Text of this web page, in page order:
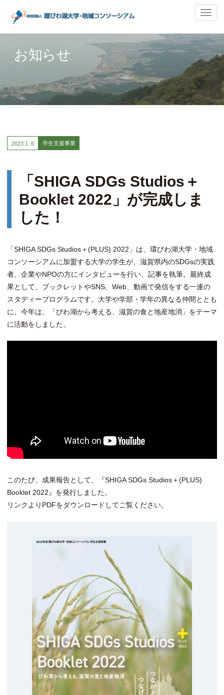
ナ
ビ
ゲ
ー
シ
ョ
ン
替
お知らせ
2023. 1. 6 学生支援事業
「SHIGA SDGs Studios＋
Booklet 2022」が完成しま
した！
「SHIGA SDGs Studios＋(PLUS) 2022」は、環びわ湖大学・地域
コンソーシアムに加盟する大学の学生が、滋賀県内のSDGsの実践
者、企業やNPOの方にインタビューを行い、記事を執筆。最終成
果として、ブックレットやSNS、Web、動画で発信をする一連の
スタディープログラムです。大学や学部・学年の異なる仲間ととも
に、今年は、「びわ湖から考える、滋賀の食と地産地消」をテーマ
に活動をしました。
このたび、成果報告として、『SHIGA SDGs Studios＋(PLUS)
Booklet 2022』を発行しました。
リンクよりPDFをダウンロードしてご覧ください。